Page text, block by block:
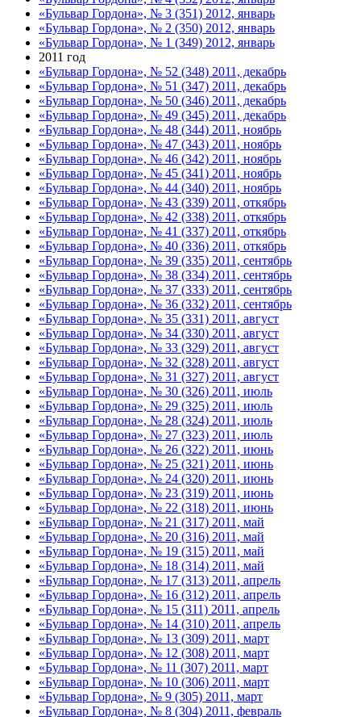
«Бульвар Гордона», № 3 (351) 2012, январь
«Бульвар Гордона», № 2 (350) 2012, январь
«Бульвар Гордона», № 1 (349) 2012, январь
2011 год
«Бульвар Гордона», № 52 (348) 2011, декабрь
«Бульвар Гордона», № 51 (347) 2011, декабрь
«Бульвар Гордона», № 50 (346) 2011, декабрь
«Бульвар Гордона», № 49 (345) 2011, декабрь
«Бульвар Гордона», № 48 (344) 2011, ноябрь
«Бульвар Гордона», № 47 (343) 2011, ноябрь
«Бульвар Гордона», № 46 (342) 2011, ноябрь
«Бульвар Гордона», № 45 (341) 2011, ноябрь
«Бульвар Гордона», № 44 (340) 2011, ноябрь
«Бульвар Гордона», № 43 (339) 2011, откябрь
«Бульвар Гордона», № 42 (338) 2011, откябрь
«Бульвар Гордона», № 41 (337) 2011, откябрь
«Бульвар Гордона», № 40 (336) 2011, откябрь
«Бульвар Гордона», № 39 (335) 2011, сентябрь
«Бульвар Гордона», № 38 (334) 2011, сентябрь
«Бульвар Гордона», № 37 (333) 2011, сентябрь
«Бульвар Гордона», № 36 (332) 2011, сентябрь
«Бульвар Гордона», № 35 (331) 2011, август
«Бульвар Гордона», № 34 (330) 2011, август
«Бульвар Гордона», № 33 (329) 2011, август
«Бульвар Гордона», № 32 (328) 2011, август
«Бульвар Гордона», № 31 (327) 2011, август
«Бульвар Гордона», № 30 (326) 2011, июль
«Бульвар Гордона», № 29 (325) 2011, июль
«Бульвар Гордона», № 28 (324) 2011, июль
«Бульвар Гордона», № 27 (323) 2011, июль
«Бульвар Гордона», № 26 (322) 2011, июнь
«Бульвар Гордона», № 25 (321) 2011, июнь
«Бульвар Гордона», № 24 (320) 2011, июнь
«Бульвар Гордона», № 23 (319) 2011, июнь
«Бульвар Гордона», № 22 (318) 2011, июнь
«Бульвар Гордона», № 21 (317) 2011, май
«Бульвар Гордона», № 20 (316) 2011, май
«Бульвар Гордона», № 19 (315) 2011, май
«Бульвар Гордона», № 18 (314) 2011, май
«Бульвар Гордона», № 17 (313) 2011, апрель
«Бульвар Гордона», № 16 (312) 2011, апрель
«Бульвар Гордона», № 15 (311) 2011, апрель
«Бульвар Гордона», № 14 (310) 2011, апрель
«Бульвар Гордона», № 13 (309) 2011, март
«Бульвар Гордона», № 12 (308) 2011, март
«Бульвар Гордона», № 11 (307) 2011, март
«Бульвар Гордона», № 10 (306) 2011, март
«Бульвар Гордона», № 9 (305) 2011, март
«Бульвар Гордона», № 8 (304) 2011, февраль